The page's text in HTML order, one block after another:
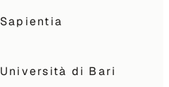
Sapientia
Università di Bari